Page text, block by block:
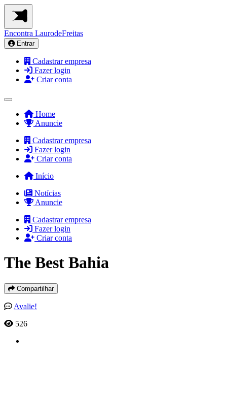
Encontra LaurodeFreitas
Entrar
Cadastrar empresa
Fazer login
Criar conta
Home
Anuncie
Cadastrar empresa
Fazer login
Criar conta
Início
Notícias
Anuncie
Cadastrar empresa
Fazer login
Criar conta
The Best Bahia
Compartilhar
Avalie!
526